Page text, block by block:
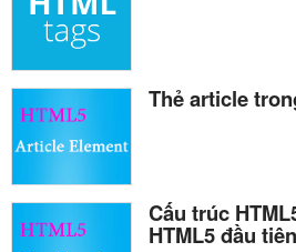
Thẻ article
Cấu trúc
HTML5 đầu tiên